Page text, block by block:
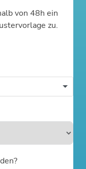
von 48h ein
zu.